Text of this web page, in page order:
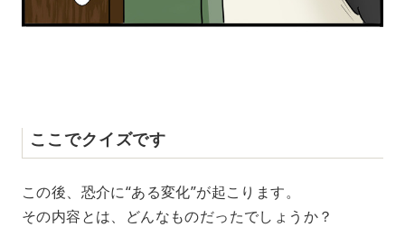
ここでクイズです
この後、恐介に“ある変化”が起こります。
その内容とは、どんなものだったでしょうか？